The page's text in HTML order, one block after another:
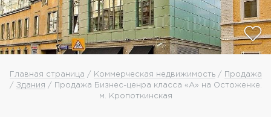
Главная страница / Коммерческая недвижимость/
Продажа
/ Здания / Продажа Бизнес-ценра класса «А» на Остоженке.
м. Кропоткинская